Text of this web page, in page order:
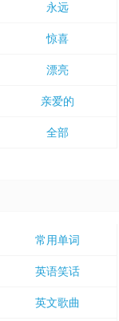
永远
惊喜
漂亮
亲爱的
全部
常用单词
英语笑话
英文歌曲